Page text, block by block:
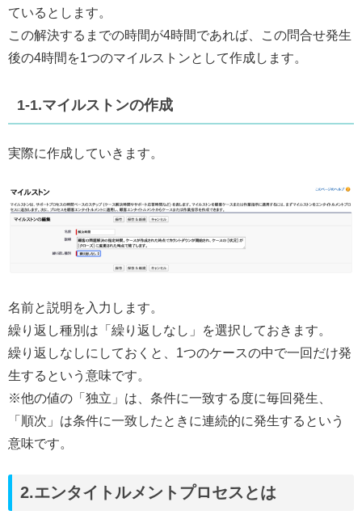
ているとします。
この解決するまでの時間が4時間であれば、この問合せ発生
後の4時間を1つのマイルストンとして作成します。
1-1.マイルストンの作成
実際に作成していきます。
名前と説明を入力します。
繰り返し種別は「繰り返しなし」を選択しておきます。
繰り返しなしにしておくと、1つのケースの中で一回だけ発
生するという意味です。
※他の値の「独立」は、条件に一致する度に毎回発生、
「順次」は条件に一致したときに連続的に発生するという
意味です。
2.エンタイトルメントプロセスとは